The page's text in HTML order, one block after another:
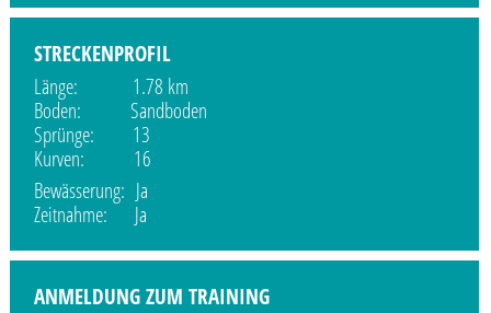
STRECKENPROFIL
Länge: 1.78 km
Boden: Sandboden
Sprünge: 13
Kurven: 16
Bewässerung: Ja
Zeitnahme: Ja
ANMELDUNG ZUM TRAINING